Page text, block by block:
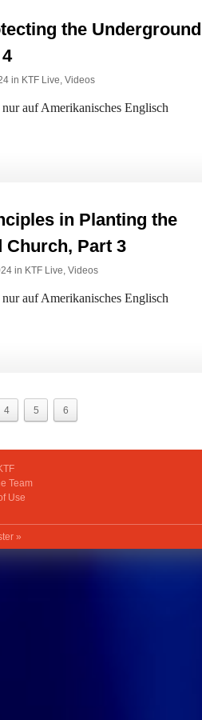
the Underground
in KTF Live, Videos
auf Amerikanisches Englisch
in Planting the
Church, Part 3
in KTF Live, Videos
auf Amerikanisches Englisch
4 5 6
Team
Use
»